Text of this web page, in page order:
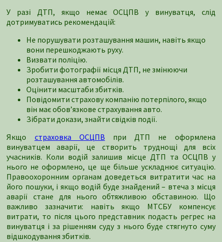
У разі ДТП, якщо немає ОСЦПВ у винуватця, слід
дотримуватись рекомендацій:
Не порушувати розташування машин, навіть якщо
вони перешкоджають руху.
Визвати поліцію.
Зробити фотографії місця ДТП, не змінюючи
розташування автомобілів.
Оцінити масштаби збитків.
Повідомити страхову компанію потерпілого, якщо
він має обов’язкове страхування авто.
Зібрати докази, знайти свідків події.
Якщо страховка ОСЦПВ при ДТП не оформлена
винуватцем аварії, це створить труднощі для всіх
учасників. Коли водій залишив місце ДТП та ОСЦПВ у
нього не оформлено, це ще більше ускладнює ситуацію.
Правоохоронним органам доведеться витратити час на
його пошуки, і якщо водій буде знайдений – втеча з місця
аварії стане для нього обтяжливою обставиною. Що
важливо зазначити: навіть якщо МТСБУ компенсує
витрати, то після цього представник подасть регрес на
винуватця і за рішенням суду з нього буде стягнуто суму
відшкодування збитків.